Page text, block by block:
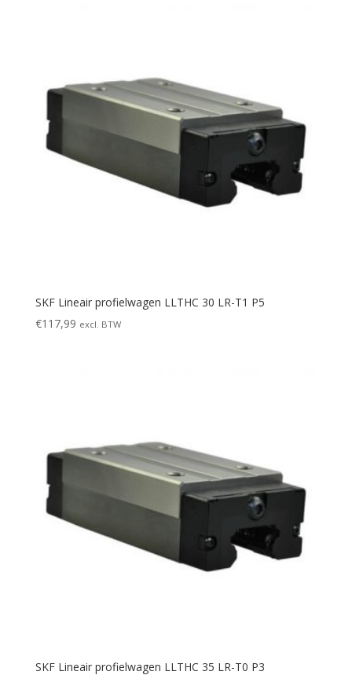
SKF Lineair profielwagen LLTHC 30 LR-T1 P5
€117,99 excl. BTW
SKF Lineair profielwagen LLTHC 35 LR-T0 P3